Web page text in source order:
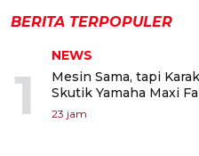
BERITA TERPOPULER
1
NEWS
Mesin Sama, tapi
Skutik Yamaha Maxi
23 jam